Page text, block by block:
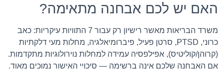
האם יש לכם אבחנה מתאימה?
משרד הבריאות מאשר רישיון רק עבור 7 התוויות עיקריות: כאב
כרוני, PTSD, סרטן פעיל, פיברומיאלגיה, מחלות מעי דלקתיות
(קרוהן/קוליטיס), אפילפסיה עמידה למחלות נוירולוגיות מתקדמות.
אם האבחנה שלכם אינה ברשימה — סיכויי האישור נמוכים מאוד.